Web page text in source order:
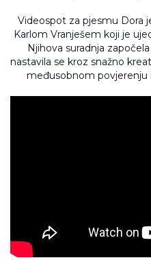
Videospot za pjesmu Dora
Karlom Vranješem koji je
Njihova suradnja
nastavila se kroz snažno
međusobnom povjerenju